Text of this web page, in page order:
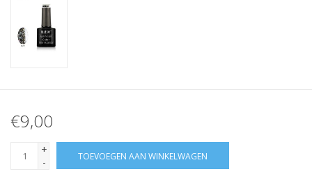
€9,00
+
-
TOEVOEGEN AAN WINKELWAGEN